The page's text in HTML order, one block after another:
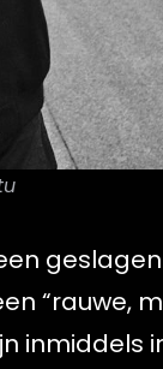
inmiddels